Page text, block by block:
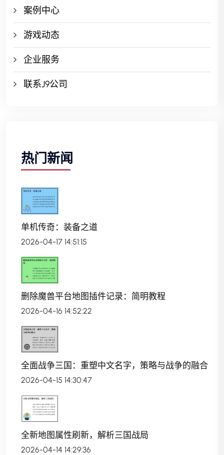
案例中心
游戏动态
企业服务
联系J9公司
热门新闻
单机传奇：装备之道
2026-04-17 14:51:15
删除魔兽平台地图插件记录：简明教程
2026-04-16 14:52:22
全面战争三国：重塑中文名字，策略与战争的融合
2026-04-15 14:30:47
全新地图属性刷新，解析三国战局
2026-04-14 14:29:36